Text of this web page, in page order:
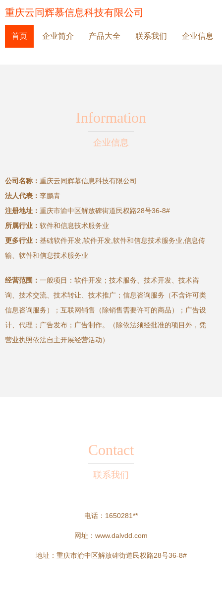
重庆云同辉慕信息科技有限公司
首页 企业简介 产品大全 联系我们 企业信息
Information
企业信息
公司名称： 重庆云同辉慕信息科技有限公司
法人代表： 李鹏青
注册地址： 重庆市渝中区解放碑街道民权路28号36-8#
所属行业： 软件和信息技术服务业
更多行业： 基础软件开发,软件开发,软件和信息技术服务业,信息传
输、软件和信息技术服务业
经营范围： 一般项目：软件开发；技术服务、技术开发、技术咨
询、技术交流、技术转让、技术推广；信息咨询服务（不含许可类
信息咨询服务）；互联网销售（除销售需要许可的商品）；广告设
计、代理；广告发布；广告制作。（除依法须经批准的项目外，凭
营业执照依法自主开展经营活动）
Contact
联系我们
电话：1650281**
网址： www.dalvdd.com
地址：重庆市渝中区解放碑街道民权路28号36-8#